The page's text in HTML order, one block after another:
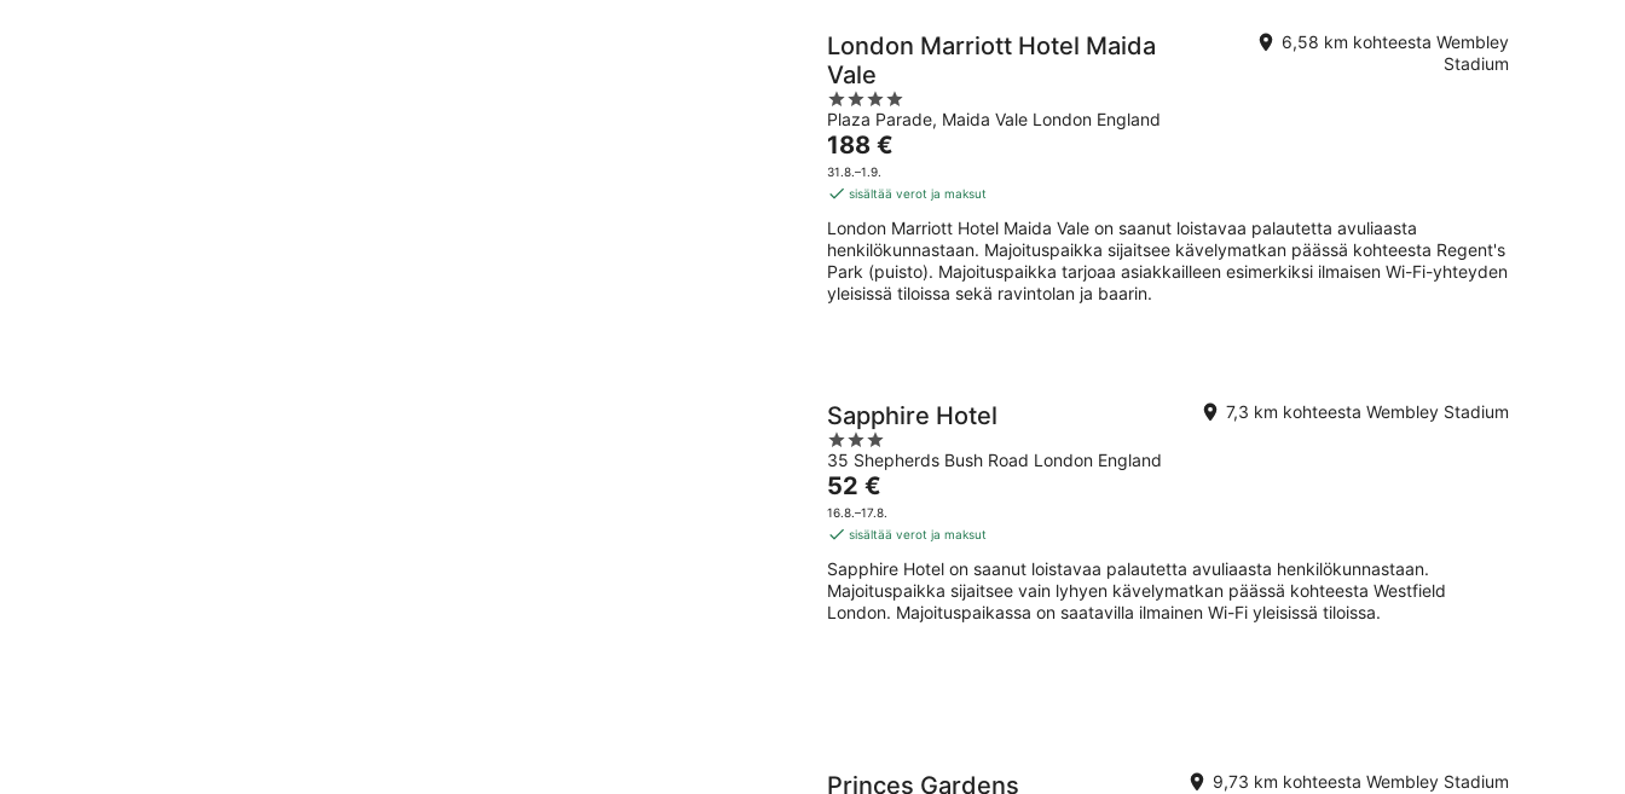
London Marriott Hotel Maida
Vale
4
out
of
5
Plaza Parade, Maida Vale London England
6,58 km kohteesta Wembley
Stadium
Hinta
on
188 €
yö
188 €
31.8.–1.9.
sisältää verot ja maksut
London Marriott Hotel Maida Vale on saanut loistavaa palautetta avuliaasta
henkilökunnastaan. Majoituspaikka sijaitsee kävelymatkan päässä kohteesta Regent's
Park (puisto). Majoituspaikka tarjoaa asiakkailleen esimerkiksi ilmaisen Wi-Fi-yhteyden
yleisissä tiloissa sekä ravintolan ja baarin.
Sapphire Hotel
3
out
of
5
35 Shepherds Bush Road London England
7,3 km kohteesta Wembley Stadium
Hinta
on
52 €
yö
52 €
16.8.–17.8.
sisältää verot ja maksut
Sapphire Hotel on saanut loistavaa palautetta avuliaasta henkilökunnastaan.
Majoituspaikka sijaitsee vain lyhyen kävelymatkan päässä kohteesta Westfield
London. Majoituspaikassa on saatavilla ilmainen Wi-Fi yleisissä tiloissa.
Princes Gardens 9,73 km kohteesta Wembley Stadium